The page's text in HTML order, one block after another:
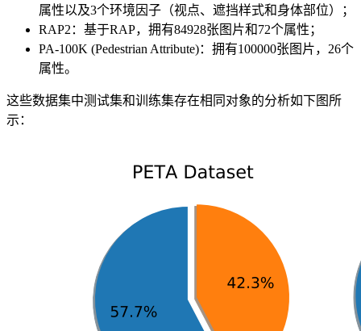
属性以及3个环境因子（视点、遮挡样式和身体部位）；
RAP2：基于RAP，拥有84928张图片和72个属性；
PA-100K (Pedestrian Attribute)：拥有100000张图片，26个
属性。
这些数据集中测试集和训练集存在相同对象的分析如下图所
示：